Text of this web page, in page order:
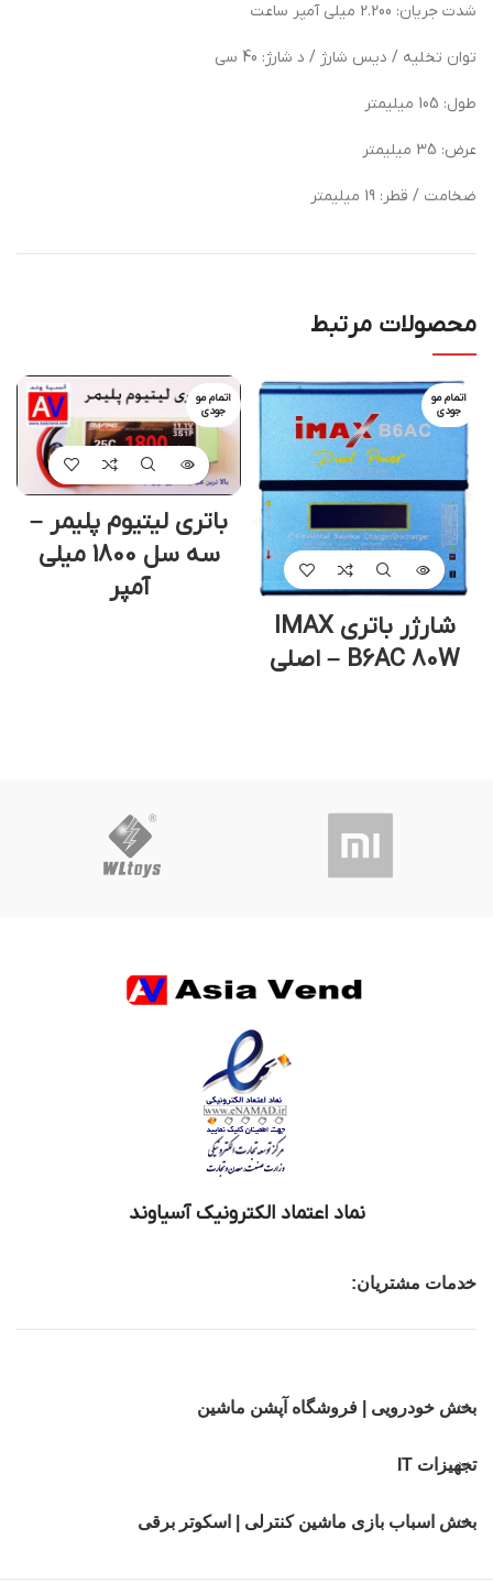
شدت جریان: 2.200 میلی آمپر ساعت
توان تخلیه / دیس شارژ / د شارژ: 40 سی
طول: 105 میلیمتر
عرض: 35 میلیمتر
ضخامت / قطر: 19 میلیمتر
محصولات مرتبط
اتمام مو
جودی
شارژر باتری IMAX
B6AC 80W – اصلی
اتمام مو
جودی
باتری لیتیوم پلیمر –
سه سل 1800 میلی
آمپر
نماد اعتماد الکترونیک آسیاوند
خدمات مشتریان:
بخش خودرویی | فروشگاه آپشن ماشین
تجهیزات IT
بخش اسباب بازی ماشین کنترلی | اسکوتر برقی